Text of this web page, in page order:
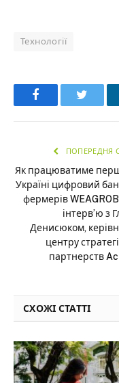
Технології
Facebook
ПОПЕРЕДНЯ
Як працюватиме
Україні цифровий
фермерів
інтерв’ю з
Денисюком,
центру
партнерств
СХОЖІ СТАТТІ